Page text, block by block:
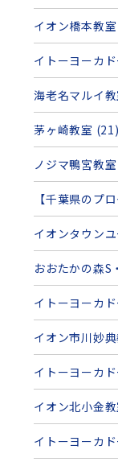
イオン橋本教
イトーヨーカ
海老名マルイ
茅ヶ崎教室 (21)
ノジマ鴨宮教
【千葉県のプ
イオンタウン
おおたかの森S
イトーヨーカ
イオン市川妙
イトーヨーカ
イオン北小金
イトーヨーカ